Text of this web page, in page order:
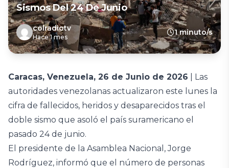
Sismos Del 24 De Junio
colradiotv
Hace 1 mes
1 minuto/s
Caracas, Venezuela, 26 de Junio de 2026 | Las
autoridades venezolanas actualizaron este lunes la
cifra de fallecidos, heridos y desaparecidos tras el
doble sismo que asoló el país suramericano el
pasado 24 de junio.
El presidente de la Asamblea Nacional, Jorge
Rodríguez, informó que el número de personas